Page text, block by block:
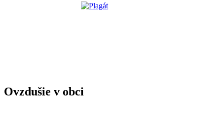
Ovzdušie v obci